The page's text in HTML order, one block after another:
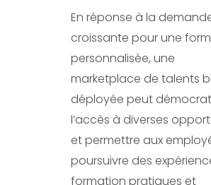
En réponse à la
croissante pour une
personnalisée, une
marketplace de talents
déployée peut
l’accès à diverses
et permettre aux
poursuivre des
formation pratiques et